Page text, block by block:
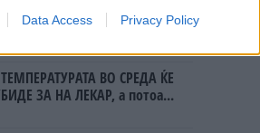
Data Access Privacy Policy
УЛЦИЊ Е АЛБАНСКИ, ЌЕ ГО
ОСЛОБОДИМЕ- Скандалозна
Црна Гора
ТЕМПЕРАТУРАТА ВО СРЕДА ЌЕ
БИДЕ ЗА НА ЛЕКАР, а потоа...